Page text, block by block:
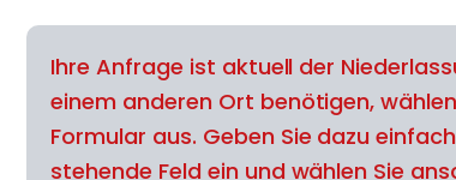
Ihre Anfrage ist aktuell der
einem anderen Ort benötigen,
Formular aus. Geben Sie dazu
stehende Feld ein und wählen Sie